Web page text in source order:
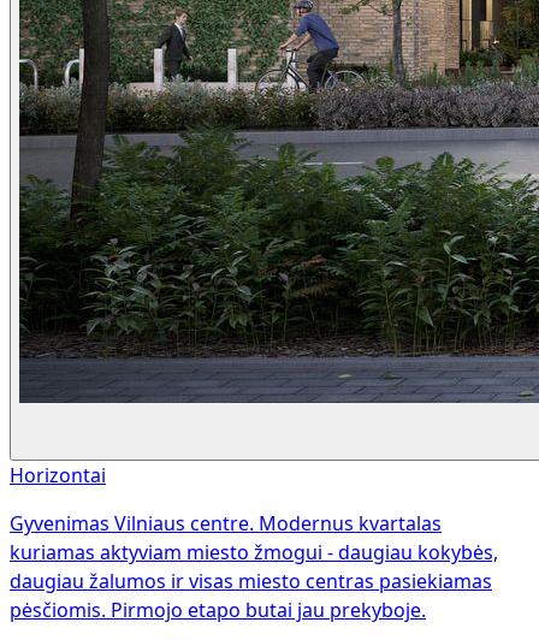
Horizontai
Gyvenimas Vilniaus centre. Modernus kvartalas
kuriamas aktyviam miesto žmogui - daugiau kokybės,
daugiau žalumos ir visas miesto centras pasiekiamas
pėsčiomis. Pirmojo etapo butai jau prekyboje.